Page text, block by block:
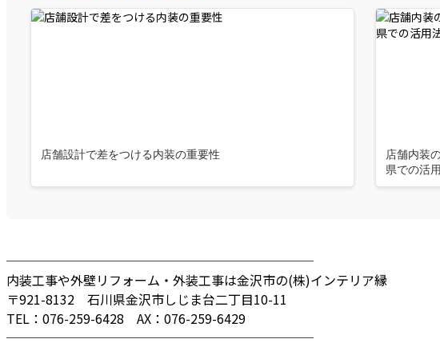
店舗設計で差をつける内装の重要性
店舗内装
県での活
────────────────────────
内装工事や外壁リフォーム・外装工事は金沢市の(株)インテリア縁
〒921-8132 石川県金沢市しじま台二丁目10-11
TEL：076-259-6428 AX：076-259-6429
────────────────────────